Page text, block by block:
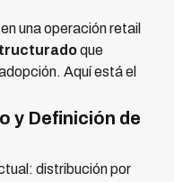
una operación retail
que
Aquí está el
y Definición de
distribución por